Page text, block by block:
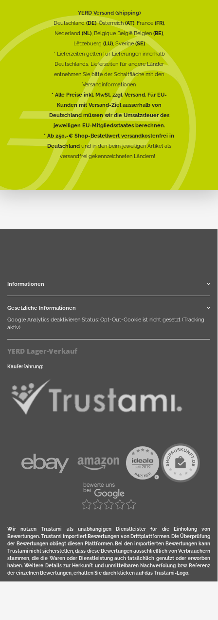
YERD Versand (shipping)
Deutschland(DE), Österreich(AT), France (FR),
Nederland (NL), Belgique België Belgien (BE),
Lëtzebuerg (LU), Sverige(SE)
* Lieferzeiten gelten für Lieferungen innerhalb
Deutschlands, Lieferzeiten für andere Länder
entnehmen Sie bitte der Schaltfläche mit den
Versandinformationen
* Alle Preise inkl. MwSt. zzgl. Versand. Für EU-
Kunden mit Versand-Ziel ausserhalb von
Deutschland müssen wir die Umsatzsteuer des
jeweiligen EU-Mitgliedsstaates berechnen.
* Ab 250,-€ Shop-Bestellwert versandkostenfrei in
Deutschlandund in den beim jeweiligen Artikel als
versandfrei gekennzeichneten Ländern!
Informationen
Gesetzliche Informationen
Google Analytics deaktivieren Status: Opt-Out-Cookie ist nicht gesetzt (Tracking
aktiv)
YERD Lager-Verkauf
Kauferfahrung:
Wir nutzen Trustami als unabhängigen Dienstleister für die Einholung von
Bewertungen. Trustami importiert Bewertungen von Drittplattformen. Die Überprüfung
der Bewertungen obliegt diesen Plattformen. Bei den importierten Bewertungen kann
Trustami nicht sicherstellen, dass diese Bewertungen ausschließlich von Verbrauchern
stammen, die die Waren oder Dienstleistung auch tatsächlich genutzt oder erworben
haben. Weitere Details zur Herkunft und unmittelbaren Nachverfolung bzw. Referenz
der einzelnen Bewertungen, erhalten Sie durch klicken auf das Trustami-Logo.